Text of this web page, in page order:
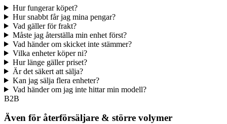
Hur fungerar köpet?
Hur snabbt får jag mina pengar?
Vad gäller för frakt?
Måste jag återställa min enhet först?
Vad händer om skicket inte stämmer?
Vilka enheter köper ni?
Hur länge gäller priset?
Är det säkert att sälja?
Kan jag sälja flera enheter?
Vad händer om jag inte hittar min modell?
B2B
Även för återförsäljare & större volymer